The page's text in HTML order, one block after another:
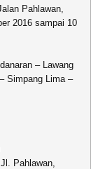
Pahlawan,
2016 sampai 10
– Lawang
Simpang Lima –
Pahlawan,